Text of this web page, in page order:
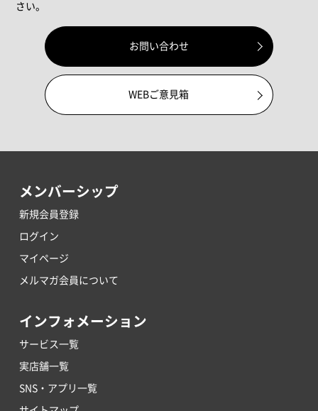
さい。
お問い合わせ
WEBご意見箱
メンバーシップ
新規会員登録
ログイン
マイページ
メルマガ会員について
インフォメーション
サービス一覧
実店舗一覧
SNS・アプリ一覧